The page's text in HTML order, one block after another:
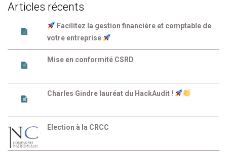
Articles récents
Facilitez la gestion financière et comptable de
votre entreprise
Mise en conformité CSRD
Charles Gindre lauréat du HackAudit !
Election à la CRCC